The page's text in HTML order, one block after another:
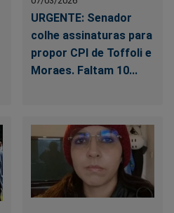
URGENTE: Senador
colhe assinaturas para
propor CPI de Toffoli e
Moraes. Faltam 10...